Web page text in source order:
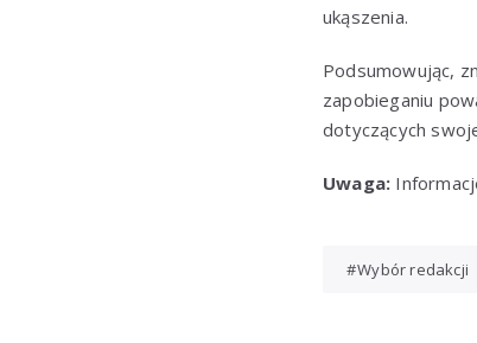
ukąszenia.
Podsumowując,
zapobieganiu
dotyczących
Uwaga:
Wybór redakcji